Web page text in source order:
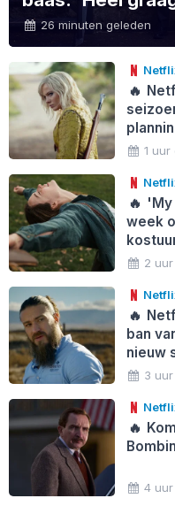
26 minuten geleden
🔥
1 uur
🔥
week
2
🔥
ban
nieuw
3
🔥
4